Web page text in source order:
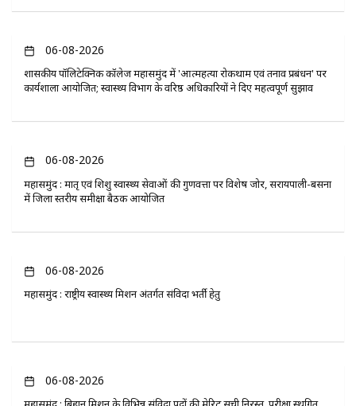
06-08-2026
​शासकीय पॉलिटेक्निक कॉलेज महासमुंद में 'आत्महत्या रोकथाम एवं तनाव प्रबंधन' पर
कार्यशाला आयोजित; स्वास्थ्य विभाग के वरिष्ठ अधिकारियों ने दिए महत्वपूर्ण सुझाव
06-08-2026
महासमुंद : मातृ एवं शिशु स्वास्थ्य सेवाओं की गुणवत्ता पर विशेष जोर, सरायपाली-बसना
में जिला स्तरीय समीक्षा बैठक आयोजित
06-08-2026
महासमुंद : राष्ट्रीय स्वास्थ्य मिशन अंतर्गत संविदा भर्ती हेतु
06-08-2026